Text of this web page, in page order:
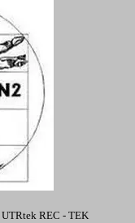
UTRtek REC - TEK